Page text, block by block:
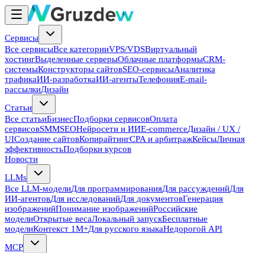
Сервисы
Все сервисыВсе категорииVPS/VDSВиртуальный
хостингВыделенные серверыОблачные платформыCRM-
системыКонструкторы сайтовSEO-сервисыАналитика
трафикаИИ-разработкаИИ-агентыТелефонияE-mail-
рассылкиДизайн
Статьи
Все статьиБизнесПодборки сервисовОплата
сервисовSMMSEOНейросети и ИИE-commerceДизайн / UX /
UIСоздание сайтовКопирайтингCPA и арбитражКейсыЛичная
эффективностьПодборки курсов
Новости
LLMs
Все LLM-моделиДля программированияДля рассужденийДля
ИИ-агентовДля исследованийДля документовГенерация
изображенийПонимание изображенийРоссийские
моделиОткрытые весаЛокальный запускБесплатные
моделиКонтекст 1M+Для русского языкаНедорогой API
MCP